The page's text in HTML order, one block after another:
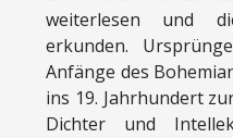
weiterlesen und
erkunden.
Anfänge des
ins 19. Jahrhundert
Dichter und